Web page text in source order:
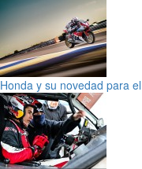
Honda y su novedad para